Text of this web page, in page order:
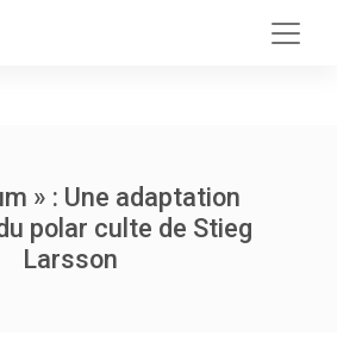
» : Une adaptation
polar culte de Stieg
Larsson